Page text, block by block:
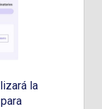
la
para